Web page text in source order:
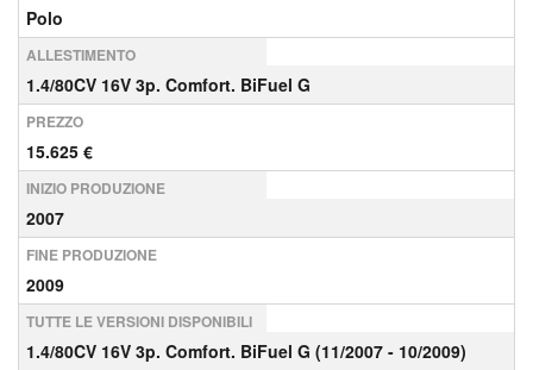
Polo
ALLESTIMENTO
1.4/80CV 16V 3p. Comfort. BiFuel G
PREZZO
15.625 €
INIZIO PRODUZIONE
2007
FINE PRODUZIONE
2009
TUTTE LE VERSIONI DISPONIBILI
1.4/80CV 16V 3p. Comfort. BiFuel G (11/2007 - 10/2009)